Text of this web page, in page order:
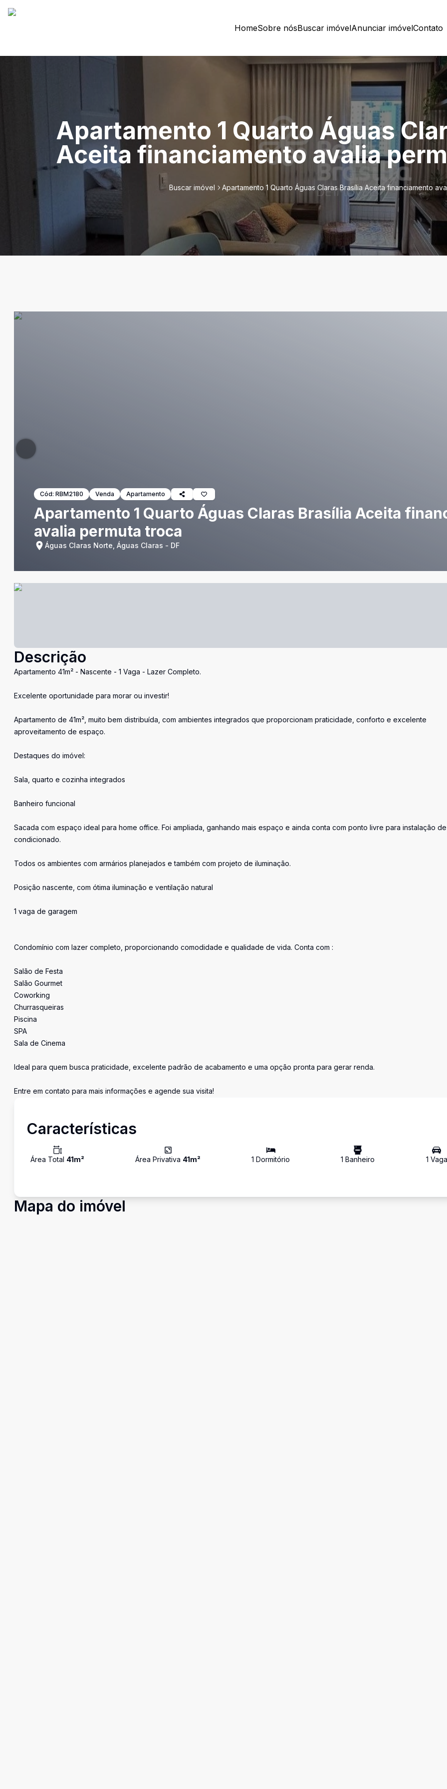
HomeSobre nósBuscar imóvelAnunciar imóvelContato
Apartamento 1 Quarto Águas
Aceita financiamento avalia
Buscar imóvel Apartamento 1 Quarto Águas Claras Brasília Aceita financiamento
Cód: RBM2180 Venda Apartamento
Apartamento 1 Quarto Águas Claras Brasília Aceita
avalia permuta troca
Águas Claras Norte, Águas Claras - DF
Descrição
Apartamento 41m² - Nascente - 1 Vaga - Lazer Completo.
Excelente oportunidade para morar ou investir!
Apartamento de 41m², muito bem distribuída, com ambientes integrados que proporcionam praticidade, conforto e excelente
aproveitamento de espaço.
Destaques do imóvel:
Sala, quarto e cozinha integrados
Banheiro funcional
Sacada com espaço ideal para home office. Foi ampliada, ganhando mais espaço e ainda conta com ponto livre para instalação
condicionado.
Todos os ambientes com armários planejados e também com projeto de iluminação.
Posição nascente, com ótima iluminação e ventilação natural
1 vaga de garagem
Condomínio com lazer completo, proporcionando comodidade e qualidade de vida. Conta com :
Salão de Festa
Salão Gourmet
Coworking
Churrasqueiras
Piscina
SPA
Sala de Cinema
Ideal para quem busca praticidade, excelente padrão de acabamento e uma opção pronta para gerar renda.
Entre em contato para mais informações e agende sua visita!
Características
Área Total 41m² Área Privativa 41m² 1 Dormitório 1 Banheiro 1 Vaga
Mapa do imóvel